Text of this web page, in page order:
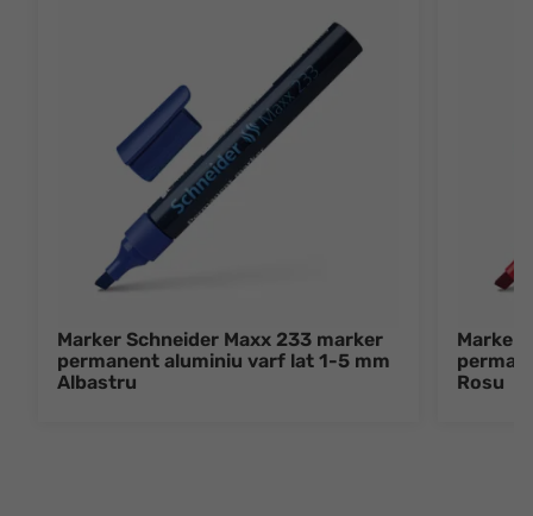
Marker Schneider Maxx 233 marker
permanent aluminiu varf lat 1-5 mm
Albastru
Marker
Rosu